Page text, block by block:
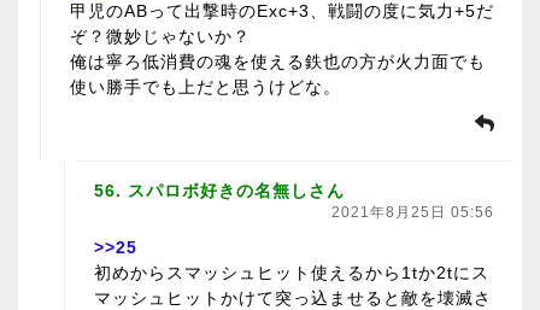
甲児のABって出撃時のExc+3、戦闘の度に気力+5だ
ぞ？微妙じゃないか？
俺は寧ろ低消費の魂を使える鉄也の方が火力面でも
使い勝手でも上だと思うけどな。
56. スパロボ好きの名無しさん
2021年8月25日 05:56
>>25
初めからスマッシュヒット使えるから1tか2tにス
マッシュヒットかけて突っ込ませると敵を壊滅さ